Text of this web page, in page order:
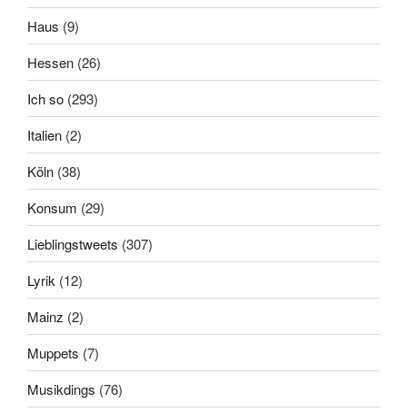
Haus (9)
Hessen (26)
Ich so (293)
Italien (2)
Köln (38)
Konsum (29)
Lieblingstweets (307)
Lyrik (12)
Mainz (2)
Muppets (7)
Musikdings (76)